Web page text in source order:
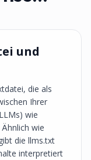
und
die als
Ihrer
wie
wie
die llms.txt
interpretiert